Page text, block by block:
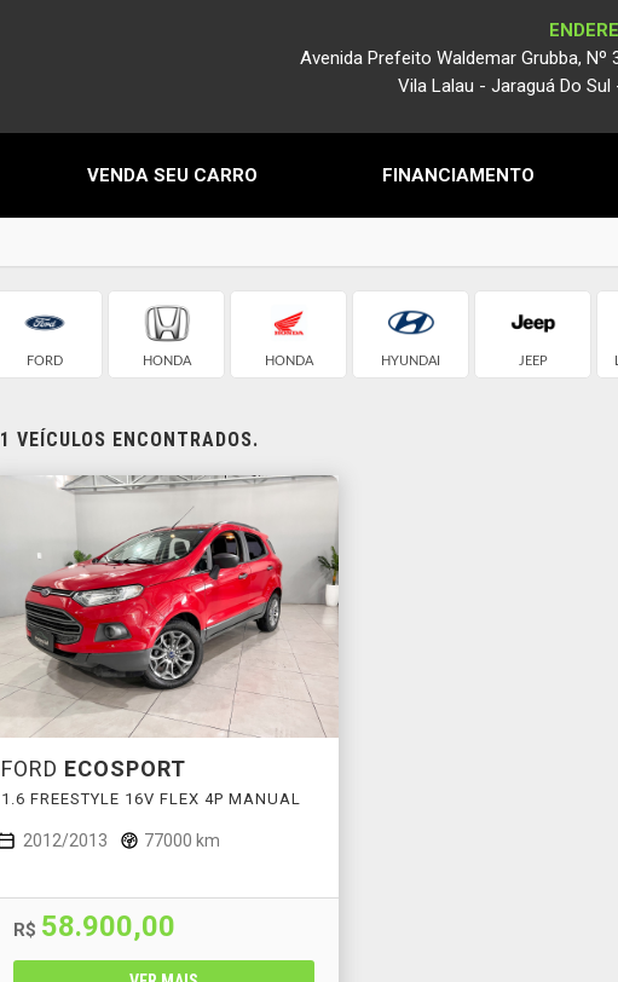
Avenida Prefeito Waldemar Grubba, Nº
Vila Lalau - Jaraguá Do Sul
VENDA SEU CARRO FINANCIAMENTO
FORD HONDA HONDA HYUNDAI JEEP
1 VEÍCULOS ENCONTRADOS.
FORD ECOSPORT
1.6 FREESTYLE 16V FLEX 4P MANUAL
2012/2013 77000 km
R$ 58.900,00